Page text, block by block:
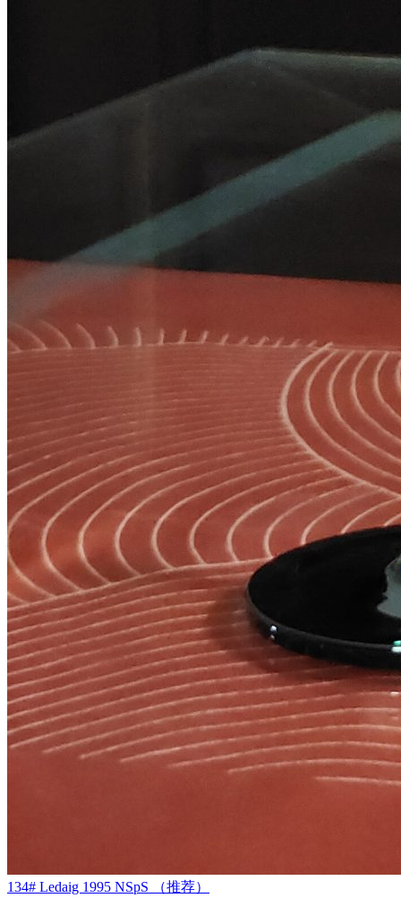
134# Ledaig 1995 NSpS （推荐）